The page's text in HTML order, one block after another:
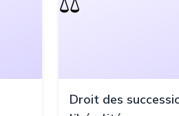
Droit des